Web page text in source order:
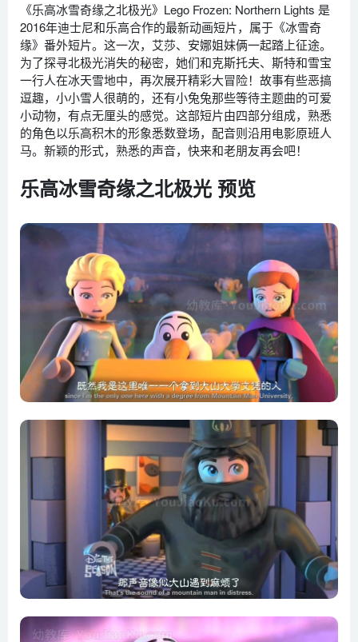
《乐高冰雪奇缘之北极光》Lego Frozen: Northern Lights 是
2016年迪士尼和乐高合作的最新动画短片，属于《冰雪奇
缘》番外短片。这一次，艾莎、安娜姐妹俩一起踏上征途。
为了探寻北极光消失的秘密，她们和克斯托夫、斯特和雪宝
一行人在冰天雪地中，再次展开精彩大冒险！故事有些恶搞
逗趣，小小雪人很萌的，还有小兔兔那些等待主题曲的可爱
小动物，有点无厘头的感觉。这部短片由四部分组成，熟悉
的角色以乐高积木的形象悉数登场，配音则沿用电影原班人
马。新颖的形式，熟悉的声音，快来和老朋友再会吧！
乐高冰雪奇缘之北极光 预览